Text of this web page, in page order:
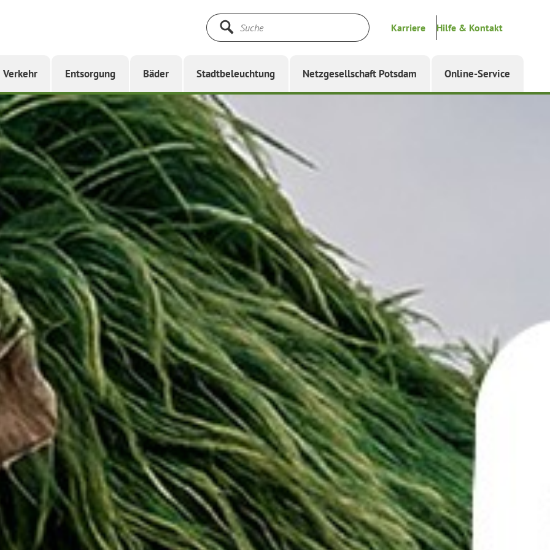
Suche
Karriere Hilfe & Kontakt
Verkehr Entsorgung Bäder Stadtbeleuchtung Netzgesellschaft Potsdam Online-Service